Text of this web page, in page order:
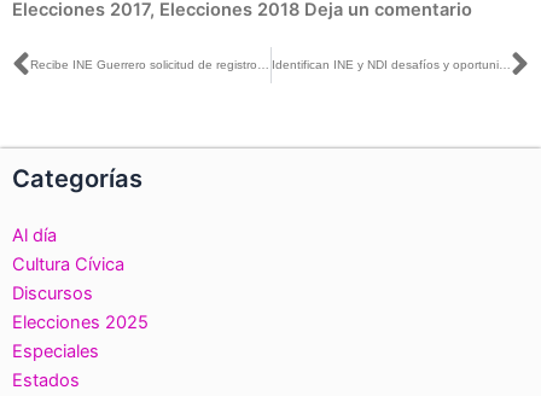
Elecciones 2017, Elecciones 2018 Deja un comentario
Ant Identifican INE y NDI desafíos y oportunidades para combatir desinformación en #Elecciones2018
Categorías
Al día
Cultura Cívica
Discursos
Elecciones 2025
Especiales
Estados